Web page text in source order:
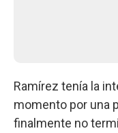
Ramírez tenía la
momento por una
finalmente no